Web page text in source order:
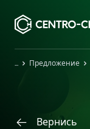
ГлавнаяПредложение
Вернись